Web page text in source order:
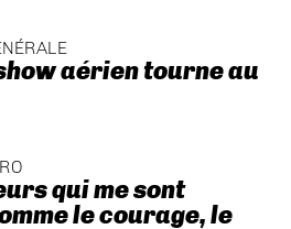
aérien tourne au
qui me sont
le courage, le